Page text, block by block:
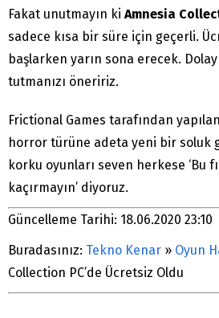
Fakat unutmayın ki Amnesia
sadece kısa bir süre için geçerli.
başlarken yarın sona erecek.
tutmanızı öneririz.
Frictional Games tarafından
horror türüne adeta yeni bir soluk
korku oyunları seven herkese ‘Bu
kaçırmayın’ diyoruz.
Güncelleme Tarihi: 18.06.2020 23:10
Buradasınız: Tekno Kenar » Oyun
Collection PC’de Ücretsiz Oldu